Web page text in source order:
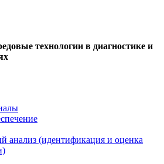
технологии в диагностике и
анализ (идентификация и оценка